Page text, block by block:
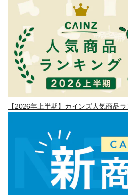
【2026年上半期】カインズ人気商品